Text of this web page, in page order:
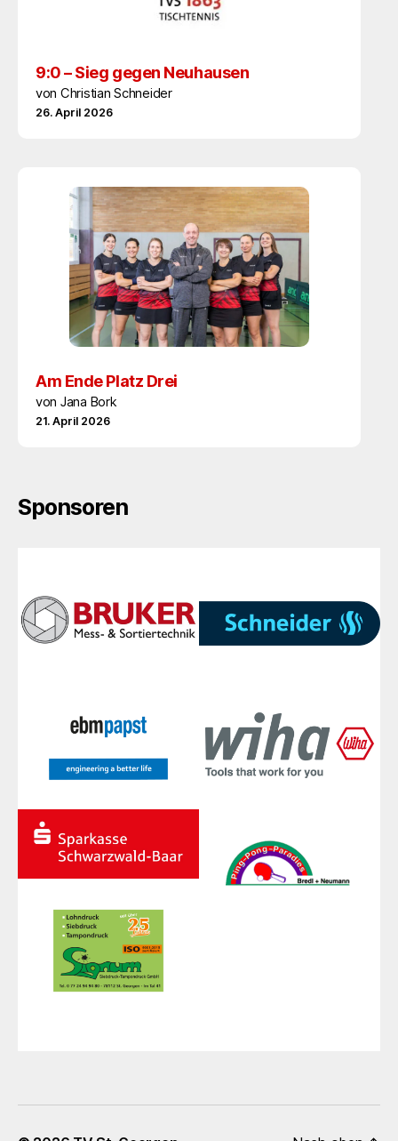
9:0 – Sieg gegen Neuhausen
von Christian Schneider
26. April 2026
Am Ende Platz Drei
von Jana Bork
21. April 2026
Sponsoren